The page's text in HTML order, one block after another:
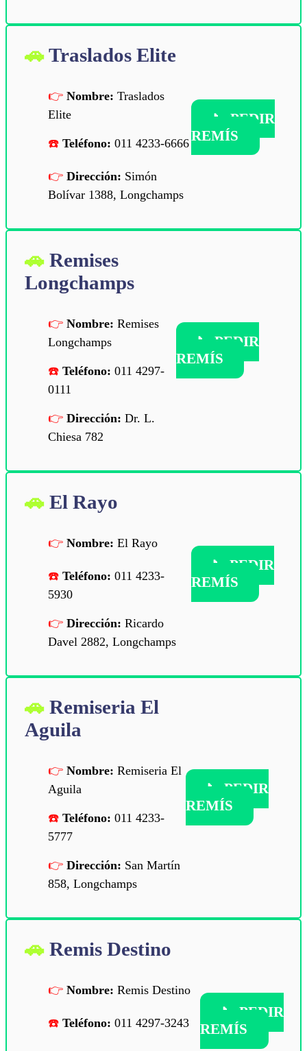
Traslados Elite
Nombre: Traslados
Elite
Teléfono: 011 4233-6666
Dirección: Simón
Bolívar 1388, Longchamps
📞 PEDIR
REMÍS
Remises
Longchamps
Nombre: Remises
Longchamps
Teléfono: 011 4297-
0111
Dirección: Dr. L.
Chiesa 782
📞PEDIR
REMÍS
El Rayo
Nombre: El Rayo
Teléfono: 011 4233-
5930
Dirección: Ricardo
Davel 2882, Longchamps
📞PEDIR
REMÍS
Remiseria El
Aguila
Nombre: Remiseria El
Aguila
Teléfono: 011 4233-
5777
Dirección: San Martín
858, Longchamps
📞PEDIR
REMÍS
Remis Destino
Nombre: Remis Destino
Teléfono: 011 4297-3243
📞 PEDIR
REMÍS